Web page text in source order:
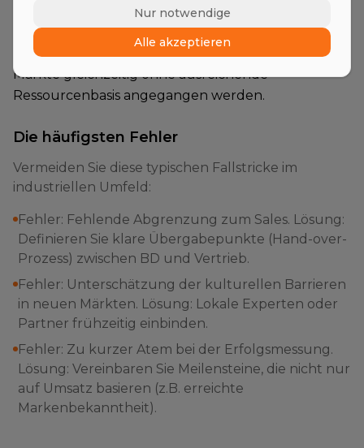
Bestandskunden eingesetzt, wodurch die
strategische Arbeit liegen bleibt. Zudem besteht
das Risiko der Verzettelung, wenn zu viele neue
Märkte gleichzeitig ohne ausreichende
Ressourcenbasis angegangen werden.
Die häufigsten Fehler
Vermeiden Sie diese typischen Fallstricke im
industriellen Umfeld:
Fehler: Fehlende Abgrenzung zum Sales. Lösung:
Definieren Sie klare Übergabepunkte (Hand-over-
Prozess) zwischen BD und Vertrieb.
Fehler: Unterschätzung der kulturellen Barrieren
in neuen Märkten. Lösung: Lokale Experten oder
Partner frühzeitig einbinden.
Fehler: Zu kurzer Atem bei der Erfolgsmessung.
Lösung: Vereinbaren Sie Meilensteine, die nicht nur
auf Umsatz basieren (z.B. erreichte
Markenbekanntheit).
Nur notwendige
Alle akzeptieren